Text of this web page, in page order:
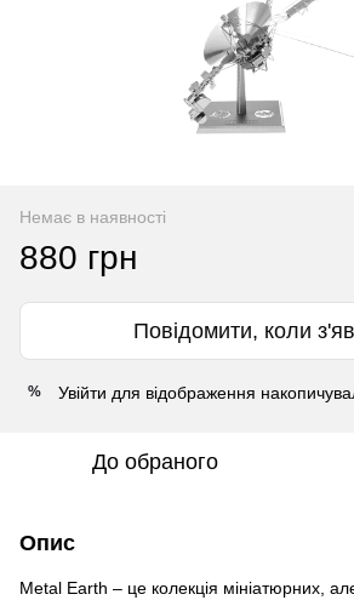
Немає в наявності
880 грн
Повідомити, коли
% Увійти для відображення
До обраного
Опис
Metal Earth – це колекція мініатюрних,